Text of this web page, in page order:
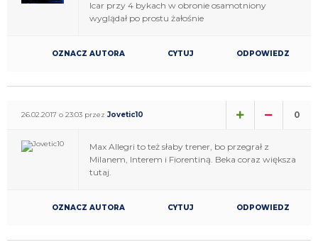
Icar przy 4 bykach w obronie osamotniony
wyglądał po prostu żałośnie
OZNACZ AUTORA CYTUJ ODPOWIEDZ
26.02.2017 o 23:03 przez Jovetic10 0
Max Allegri to też słaby trener, bo przegrał z
Milanem, Interem i Fiorentiną. Beka coraz większa
tutaj.
OZNACZ AUTORA CYTUJ ODPOWIEDZ